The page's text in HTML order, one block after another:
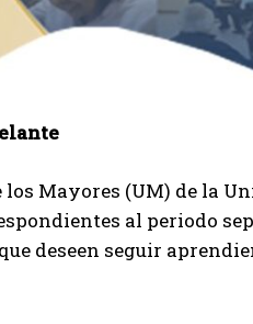
los Mayores (UM) de la
al periodo
deseen seguir